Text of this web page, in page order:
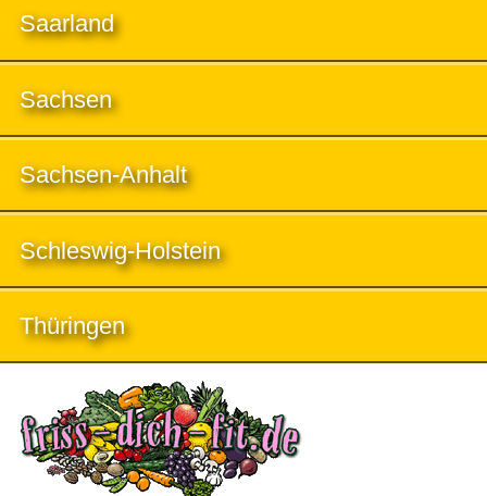
Saarland
Sachsen
Sachsen-Anhalt
Schleswig-Holstein
Thüringen